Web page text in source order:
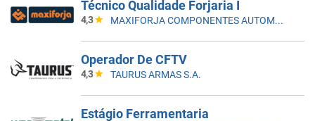
Técnico Qualidade Forjaria I
4,3 MAXIFORJA COMPONENTES AUTOMOTIVOS LTDA.
Operador De CFTV
4,3 TAURUS ARMAS S.A.
Estágio Ferramentaria